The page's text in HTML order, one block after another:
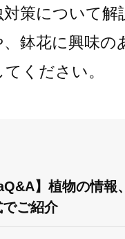
策について解
、鉢花に興味の
ください。
】植物の情報
ご紹介